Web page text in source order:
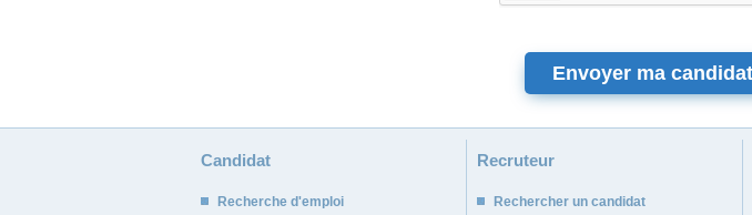
Candidat
Recherche d'emploi
Recruteur
Rechercher un candidat